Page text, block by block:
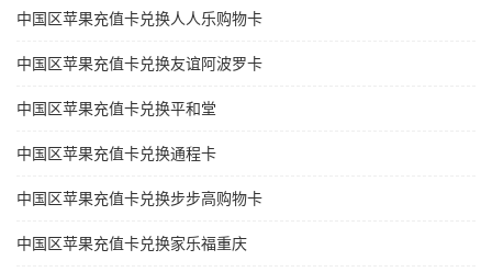
中国区苹果充值卡兑换人人乐购物卡
中国区苹果充值卡兑换友谊阿波罗卡
中国区苹果充值卡兑换平和堂
中国区苹果充值卡兑换通程卡
中国区苹果充值卡兑换步步高购物卡
中国区苹果充值卡兑换家乐福重庆